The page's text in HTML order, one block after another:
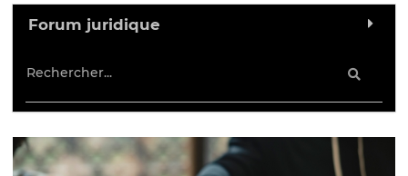
Forum juridique